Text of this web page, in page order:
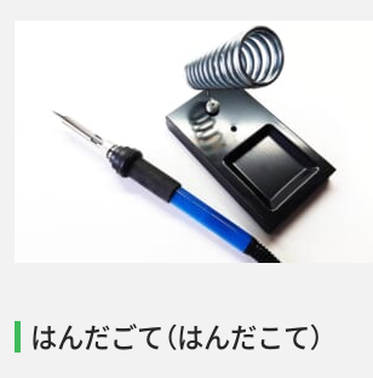
部品と配線の清掃
適量のはんだの使用
安定した作業環境
正確な作業姿勢と手の位置
熱すぎる部品の保護
はんだ付け中によくあるミスとは？
目玉はんだ
はんだごて（はんだこて）